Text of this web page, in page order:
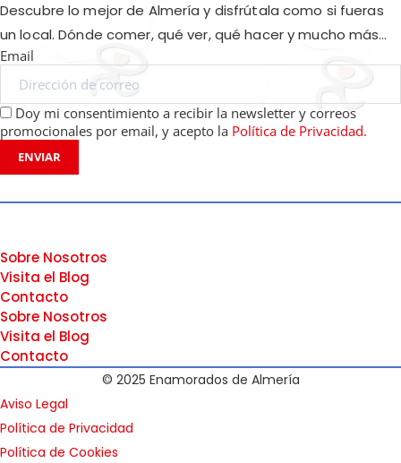
Descubre lo mejor de Almería y disfrútala como si fueras
un local. Dónde comer, qué ver, qué hacer y mucho más…
Email
Doy mi consentimiento a recibir la newsletter y correos
promocionales por email, y acepto la Política de Privacidad.
ENVIAR
Sobre Nosotros
Visita el Blog
Contacto
Sobre Nosotros
Visita el Blog
Contacto
© 2025 Enamorados de Almería
Aviso Legal
Política de Privacidad
Política de Cookies